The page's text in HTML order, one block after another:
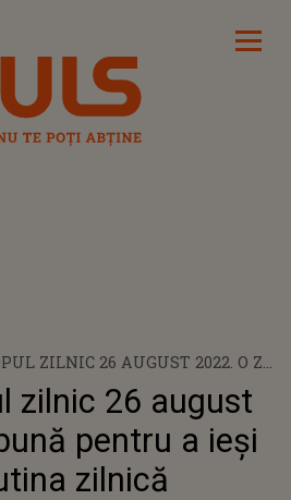
ZILNIC 26 AUGUST 2022. O ZI
A IEȘI DIN RUTINA
zilnic 26 august
pentru a ieși
zilnică